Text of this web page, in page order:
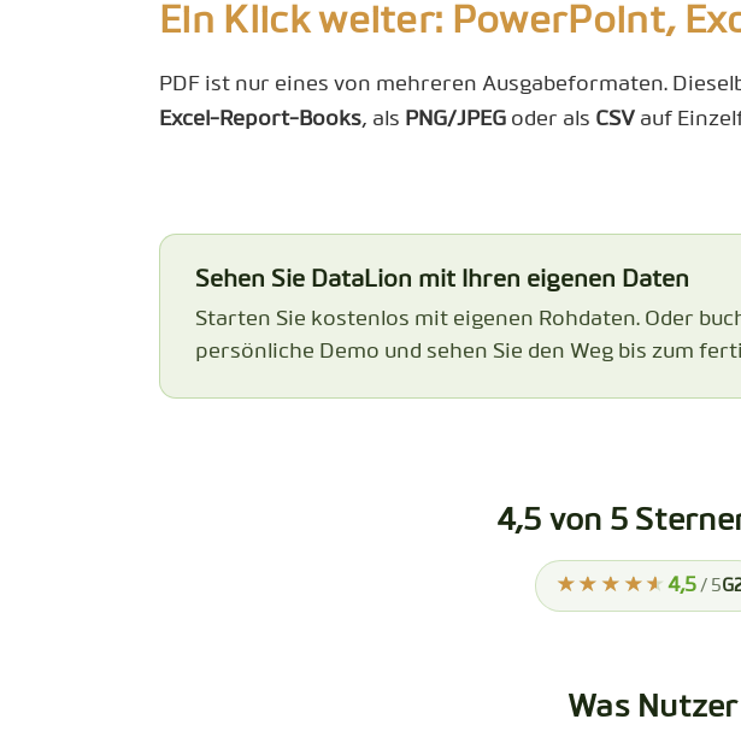
Ein Klick weiter: PowerPoint,
PDF ist nur eines von mehreren Ausgabeformaten.
Excel-Report-Books, als PNG/JPEG oder als CSV auf
Sehen Sie DataLion mit Ihren eigenen Daten
Starten Sie kostenlos mit eigenen Rohdaten. Oder
persönliche Demo und sehen Sie den Weg bis zum
4,5 von 5
4,5 / 5
Was